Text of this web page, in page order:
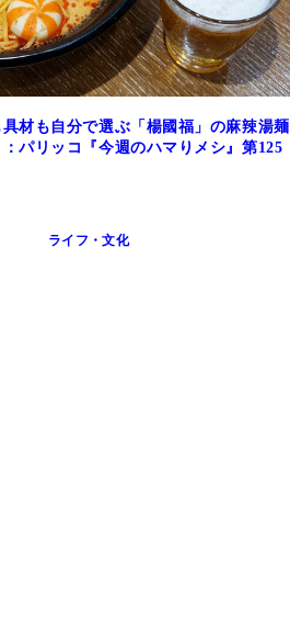
具材も自分で選ぶ「楊國福」の麻辣湯麺
パリッコ『今週のハマりメシ』第125
ライフ・文化